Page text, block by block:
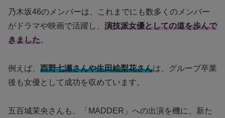
乃木坂46のメンバーは、これまでにも数多くのメンバー
がドラマや映画で活躍し、 演技派女優としての道を歩んで
きました。
例えば、 西野七瀬さんや生田絵梨花さんは、グループ卒業
後も女優として成功を収めています。
五百城茉央さんも、「MADDER」への出演を機に、新た